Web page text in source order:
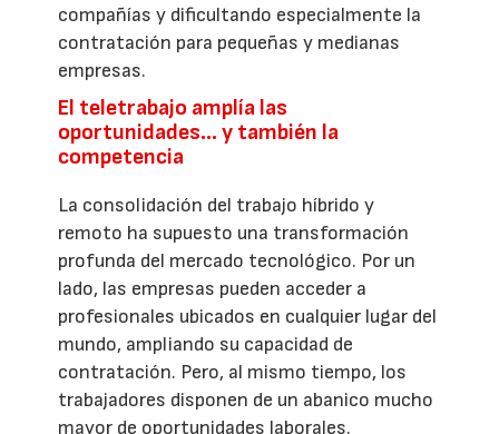
compañías y dificultando especialmente la
contratación para pequeñas y medianas
empresas.
El teletrabajo amplía las
oportunidades… y también la
competencia
La consolidación del trabajo híbrido y
remoto ha supuesto una transformación
profunda del mercado tecnológico. Por un
lado, las empresas pueden acceder a
profesionales ubicados en cualquier lugar del
mundo, ampliando su capacidad de
contratación. Pero, al mismo tiempo, los
trabajadores disponen de un abanico mucho
mayor de oportunidades laborales.